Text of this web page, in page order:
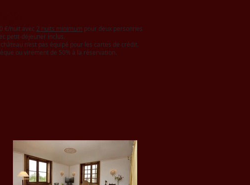
€/nuit avec 2 nuits minimum pour deux personnes
petit-déjeuner inclus.
château n’est pas équipé pour les cartes de crédit.
ou virement de 50% à la réservation.